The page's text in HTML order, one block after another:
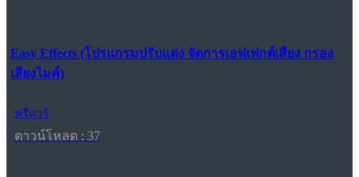
Easy Effects (โปรแกรมปรับแต่ง จัดการเอฟเฟกต์เสียง กรอง
เสียงไมค์)
ฟรีแวร์
ดาวน์โหลด : 37